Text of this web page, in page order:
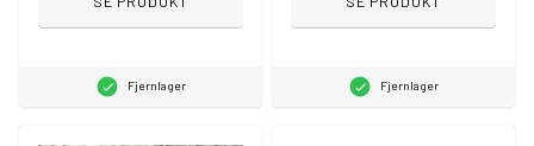
Fjernlager Fjernlager